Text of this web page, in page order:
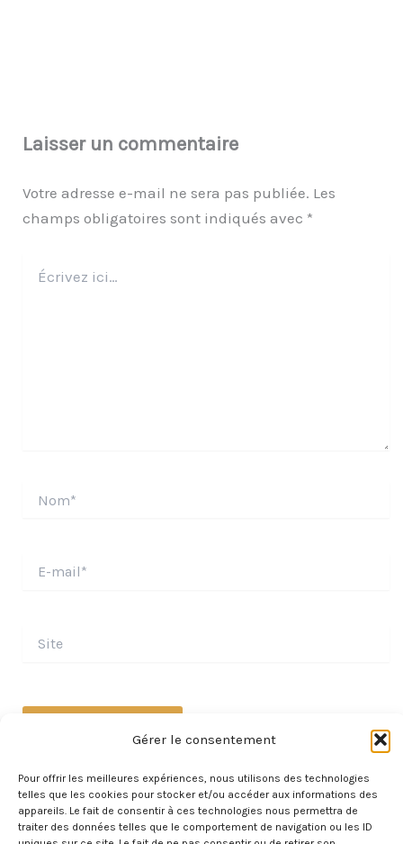
Gérer le consentement
Pour offrir les meilleures expériences, nous utilisons des technologies
telles que les cookies pour stocker et/ou accéder aux informations des
appareils. Le fait de consentir à ces technologies nous permettra de
traiter des données telles que le comportement de navigation ou les ID
Laisser un commentaire
Votre adresse e-mail ne sera pas publiée. Les
champs obligatoires sont indiqués avec *
ici…
mail*